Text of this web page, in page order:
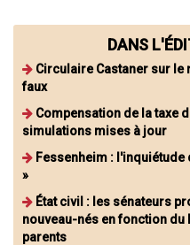
DANS
Circulaire Castaner sur le
faux
Compensation de la taxe
simulations mises à jour
Fessenheim : l'inquiétude
»
État civil : les sénateurs
nouveau-nés en fonction
parents